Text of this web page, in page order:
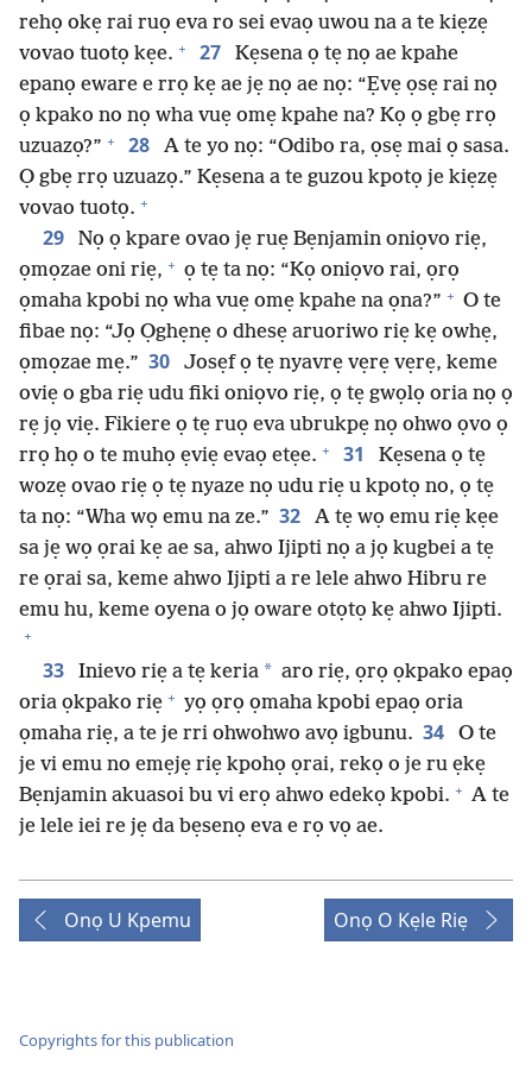
rehọ okẹ rai ruọ eva ro sei evaọ uwou na a te kiẹzẹ
vovao tuotọ kẹe. + 27
Kẹsena ọ tẹ nọ ae kpahe
epanọ eware e rrọ kẹ ae jẹ nọ ae nọ: “Ẹvẹ ọsẹ rai nọ
ọ kpako no nọ wha vuẹ omẹ kpahe na? Kọ ọ gbẹ rrọ
uzuazọ?” + 28
A te yo nọ: “Odibo ra, ọsẹ mai ọ sasa.
Ọ gbẹ rrọ uzuazọ.” Kẹsena a te guzou kpotọ je kiẹzẹ
vovao tuotọ. +
29
Nọ ọ kpare ovao jẹ ruẹ Bẹnjamin oniọvo riẹ,
ọmọzae oni riẹ, + ọ tẹ ta nọ: “Kọ oniọvo rai, ọrọ
ọmaha kpobi nọ wha vuẹ omẹ kpahe na ọna?” + O te
fibae nọ: “Jọ Ọghẹnẹ o dhesẹ aruoriwo riẹ kẹ owhẹ,
ọmọzae mẹ.” 30
Josẹf ọ tẹ nyavrẹ vẹrẹ vẹrẹ, keme
oviẹ o gba riẹ udu fiki oniọvo riẹ, ọ tẹ gwọlọ oria nọ ọ
rẹ jọ viẹ. Fikiere ọ tẹ ruọ eva ubrukpẹ nọ ohwo ọvo ọ
rrọ họ o te muhọ ẹviẹ evaọ etẹe. + 31
Kẹsena ọ tẹ
wozẹ ovao riẹ ọ tẹ nyaze nọ udu riẹ u kpotọ no, ọ tẹ
ta nọ: “Wha wọ emu na ze.” 32
A tẹ wọ emu riẹ kẹe
sa jẹ wọ ọrai kẹ ae sa, ahwo Ijipti nọ a jọ kugbei a tẹ
re ọrai sa, keme ahwo Ijipti a re lele ahwo Hibru re
emu hu, keme oyena o jọ oware otọtọ kẹ ahwo Ijipti.
+
33 Inievo riẹ a tẹ keria * aro riẹ, ọrọ ọkpako epaọ
oria ọkpako riẹ + yọ ọrọ ọmaha kpobi epaọ oria
ọmaha riẹ, a te je rri ohwohwo avọ igbunu. 34
O te
je vi emu no emẹjẹ riẹ kpohọ ọrai, rekọ o je ru ẹkẹ
Bẹnjamin akuasoi bu vi erọ ahwo edekọ kpobi. + A te
je lele iei re jẹ da bẹsenọ eva e rọ vọ ae.
Onọ U Kpemu Onọ O Kẹle Riẹ
Copyrights for this publication